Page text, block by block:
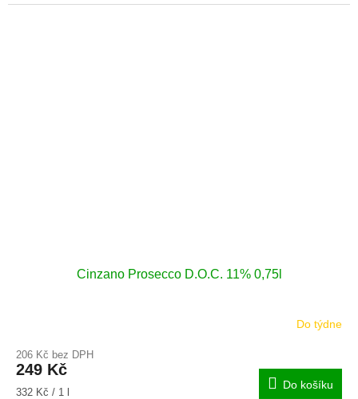
Cinzano Prosecco D.O.C. 11% 0,75l
Do týdne
206 Kč bez DPH
249 Kč
Měrná
332 Kč / 1 l
Do košíku